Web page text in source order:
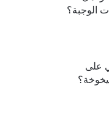
الوجبة؟
على